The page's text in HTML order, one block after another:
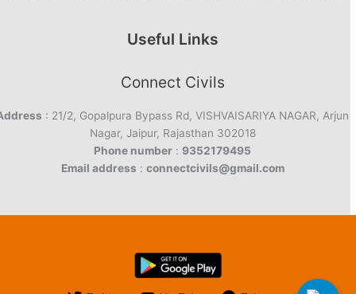
Useful Links
Connect Civils
: 21/2, Gopalpura Bypass Rd, VISHVAISARIYA NAGAR, Arjun
Nagar, Jaipur, Rajasthan 302018
Phone number : 9352179495
Email address : connectcivils@gmail.com